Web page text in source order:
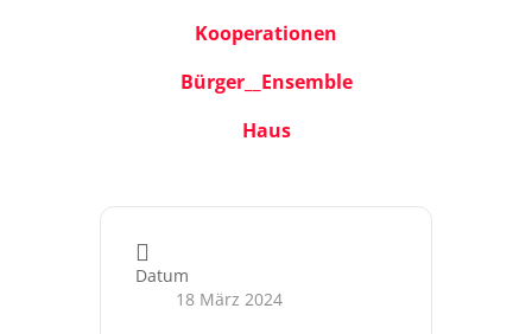
Kooperationen
Bürger__Ensemble
Haus
Datum
18 März 2024